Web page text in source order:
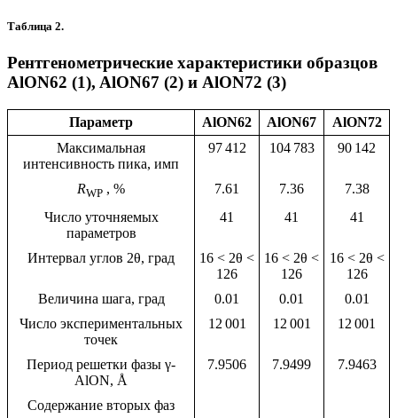
Таблица 2.
Рентгенометрические характеристики образцов
AlON62 (1), AlON67 (2) и AlON72 (3)
Параметр AlON62 AlON67
AlON72
Максимальная
интенсивность пика, имп
97 412 104 783 90 142
RWP , % 7.61 7.36
7.38
Число уточняемых
параметров
41 41 41
Интервал углов 2θ, град
16 < 2θ <
126
16 < 2θ <
126
16 < 2θ <
126
Величина шага, град
0.01 0.01
0.01
Число экспериментальных
точек
12 001 12 001 12 001
Период решетки фазы γ-
AlON, Å
7.9506 7.9499 7.9463
Содержание вторых фаз